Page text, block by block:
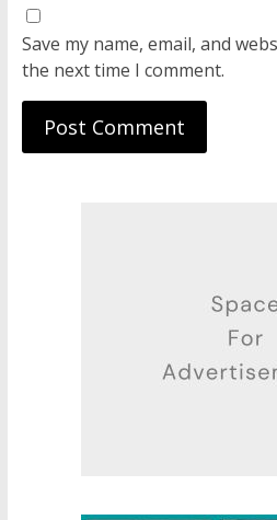
Save my name, email, and
the next time I comment.